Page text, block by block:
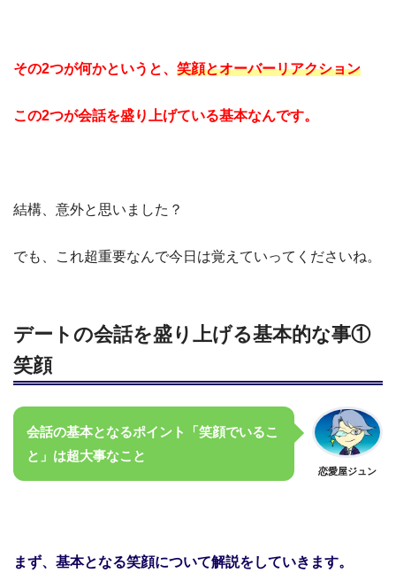
その2つが何かというと、 笑顔とオーバーリアクション
この2つが会話を盛り上げている基本なんです。
結構、意外と思いました？
でも、これ超重要なんで今日は覚えていってくださいね。
デートの会話を盛り上げる基本的な事①
笑顔
会話の基本となるポイント「笑顔でいるこ
と」は超大事なこと
恋愛屋ジュン
まず、基本となる笑顔について解説をしていきます。